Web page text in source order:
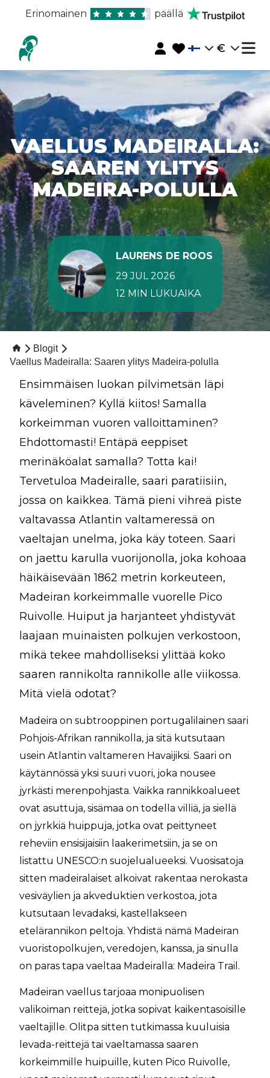
Erinomainen päällä
€
VAELLUS MADEIRALLA:
SAAREN YLITYS
MADEIRA-POLULLA
LAURENS DE ROOS
29 JUL 2026
12 MIN LUKUAIKA
Blogit
Vaellus Madeiralla: Saaren ylitys Madeira-polulla
Ensimmäisen luokan pilvimetsän läpi
käveleminen? Kyllä kiitos! Samalla
korkeimman vuoren valloittaminen?
Ehdottomasti! Entäpä eeppiset
merinäköalat samalla? Totta kai!
Tervetuloa Madeiralle, saari paratiisiin,
jossa on kaikkea. Tämä pieni vihreä piste
valtavassa Atlantin valtameressä on
vaeltajan unelma, joka käy toteen. Saari
on jaettu karulla vuorijonolla, joka kohoaa
häikäisevään 1862 metrin korkeuteen,
Madeiran korkeimmalle vuorelle Pico
Ruivolle. Huiput ja harjanteet yhdistyvät
laajaan muinaisten polkujen verkostoon,
mikä tekee mahdolliseksi ylittää koko
saaren rannikolta rannikolle alle viikossa.
Mitä vielä odotat?
Madeira on subtrooppinen portugalilainen saari
Pohjois-Afrikan rannikolla, ja sitä kutsutaan
usein Atlantin valtameren Havaijiksi. Saari on
käytännössä yksi suuri vuori, joka nousee
jyrkästi merenpohjasta. Vaikka rannikkoalueet
ovat asuttuja, sisämaa on todella villiä, ja siellä
on jyrkkiä huippuja, jotka ovat peittyneet
reheviin ensisijaisiin laakerimetsiin, ja se on
listattu UNESCO:n suojelualueeksi. Vuosisatoja
sitten madeiralaiset alkoivat rakentaa nerokasta
vesiväylien ja akveduktien verkostoa, jota
kutsutaan levadaksi, kastellakseen
etelärannikon peltoja. Yhdistä nämä Madeiran
vuoristopolkujen, veredojen, kanssa, ja sinulla
on paras tapa vaeltaa Madeiralla: Madeira Trail.
Madeiran vaellus tarjoaa monipuolisen
valikoiman reittejä, jotka sopivat kaikentasoisille
vaeltajille. Olitpa sitten tutkimassa kuuluisia
levada-reittejä tai vaeltamassa saaren
korkeimmille huipuille, kuten Pico Ruivolle,